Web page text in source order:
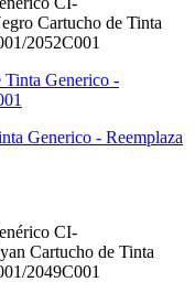
Cartucho de Tinta
2052C001
Generico - Reemplaza
CI-
Cartucho de Tinta
2049C001